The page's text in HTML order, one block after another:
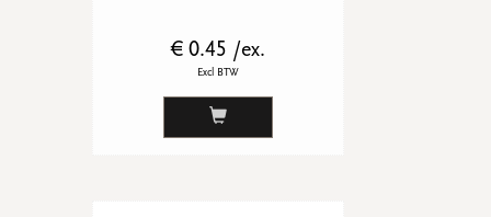
€ 0.45 /ex.
Excl BTW